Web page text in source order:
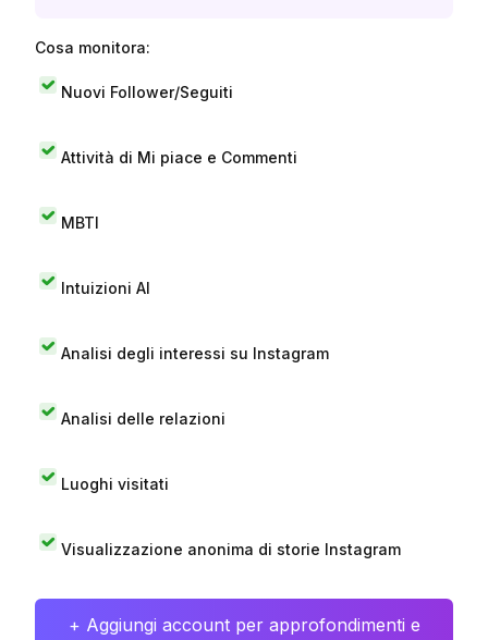
Cosa monitora:
Nuovi Follower/Seguiti
Attività di Mi piace e Commenti
MBTI
Intuizioni AI
Analisi degli interessi su Instagram
Analisi delle relazioni
Luoghi visitati
Visualizzazione anonima di storie Instagram
+ Aggiungi account per approfondimenti e